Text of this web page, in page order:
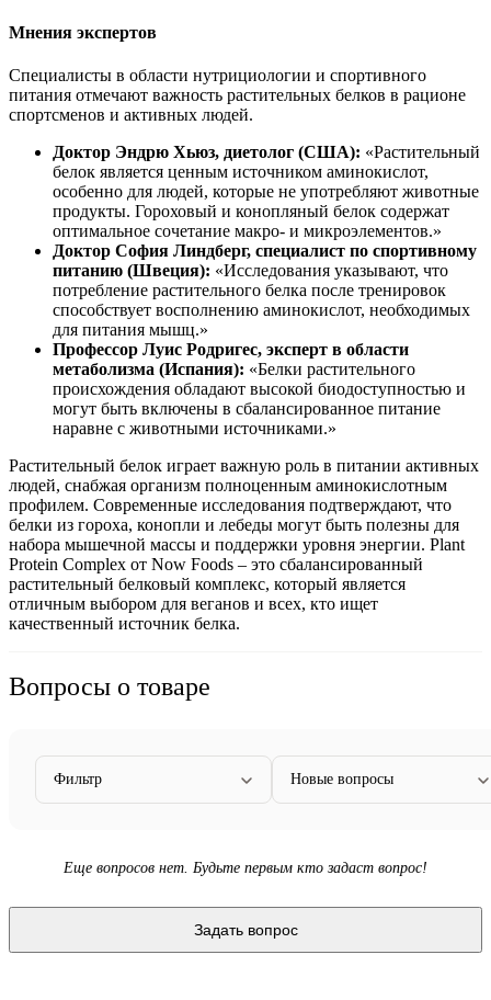
Мнения экспертов
Специалисты в области нутрициологии и спортивного
питания отмечают важность растительных белков в рационе
спортсменов и активных людей.
Доктор Эндрю Хьюз, диетолог (США): «Растительный
белок является ценным источником аминокислот,
особенно для людей, которые не употребляют животные
продукты. Гороховый и конопляный белок содержат
оптимальное сочетание макро- и микроэлементов.»
Доктор София Линдберг, специалист по спортивному
питанию (Швеция): «Исследования указывают, что
потребление растительного белка после тренировок
способствует восполнению аминокислот, необходимых
для питания мышц.»
Профессор Луис Родригес, эксперт в области
метаболизма (Испания): «Белки растительного
происхождения обладают высокой биодоступностью и
могут быть включены в сбалансированное питание
наравне с животными источниками.»
Растительный белок играет важную роль в питании активных
людей, снабжая организм полноценным аминокислотным
профилем. Современные исследования подтверждают, что
белки из гороха, конопли и лебеды могут быть полезны для
набора мышечной массы и поддержки уровня энергии. Plant
Protein Complex от Now Foods – это сбалансированный
растительный белковый комплекс, который является
отличным выбором для веганов и всех, кто ищет
качественный источник белка.
Вопросы о товаре
Фильтр Новые вопросы
Еще вопросов нет. Будьте первым кто задаст вопрос!
Задать вопрос